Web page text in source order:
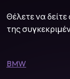
Θέλετε να
της
BMW